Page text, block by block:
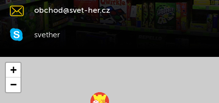
obchod@svet-her.cz
svether
+
−